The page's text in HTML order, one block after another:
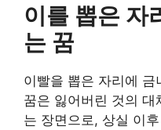
이를 뽑은 자
는 꿈
이빨을 뽑은 자리에
꿈은 잃어버린 것의
는 장면으로, 상실 이